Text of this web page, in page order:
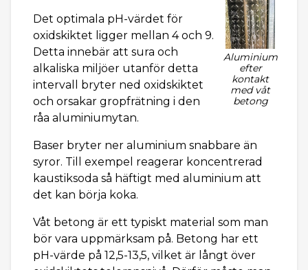
Aluminium
efter
kontakt
med våt
betong
Det optimala pH-värdet för
oxidskiktet ligger mellan 4 och 9.
Detta innebär att sura och
alkaliska miljöer utanför detta
intervall bryter ned oxidskiktet
och orsakar gropfrätning i den
råa aluminiumytan.
Baser bryter ner aluminium snabbare än
syror. Till exempel reagerar koncentrerad
kaustiksoda så häftigt med aluminium att
det kan börja koka.
Våt betong är ett typiskt material som man
bör vara uppmärksam på. Betong har ett
pH-värde på 12,5-13,5, vilket är långt över